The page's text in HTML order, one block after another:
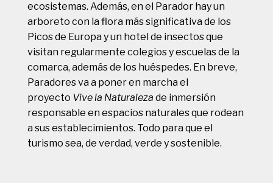
ecosistemas. Además, en el Parador hay un
arboreto con la flora más significativa de los
Picos de Europa y un hotel de insectos que
visitan regularmente colegios y escuelas de la
comarca, además de los huéspedes. En breve,
Paradores va a poner en marcha el
proyecto Vive la Naturaleza de inmersión
responsable en espacios naturales que rodean
a sus establecimientos. Todo para que el
turismo sea, de verdad, verde y sostenible.